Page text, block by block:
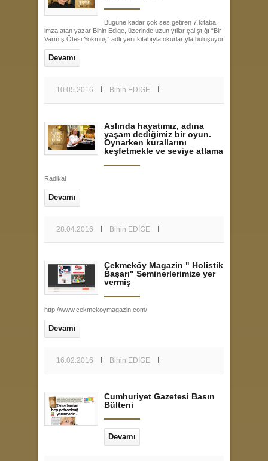
Bugüne kadar çok ses getiren 7 kitaba
imza atan yazar Bihin Edige, üzerinde uzun yıllar çalıştığı “Bir
Varmış Ötesi Yokmuş” adlı yeni kitabıyla okurlarıyla buluşuyor
Devamı
10.05.2016 Bihin EDİGE
Aslında hayatımız, adına
yaşam dediğimiz bir oyun.
Oynarken kurallarını
keşfetmekle ve seviye atlama
Radikal
Devamı
28.04.2016 Bihin EDİGE
Çekmeköy Magazin " Holistik
Başarı" Seminerlerimize yer
vermiş
http://www.cekmekoymagazin.com/
Devamı
16.02.2016 Bihin EDİGE
Cumhuriyet Gazetesi Basın
Bülteni
Devamı